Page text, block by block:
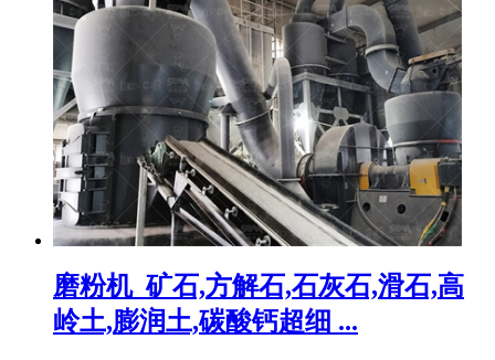
磨粉机_矿石,方解石,石灰石,滑石,高
岭土,膨润土,碳酸钙超细 ...